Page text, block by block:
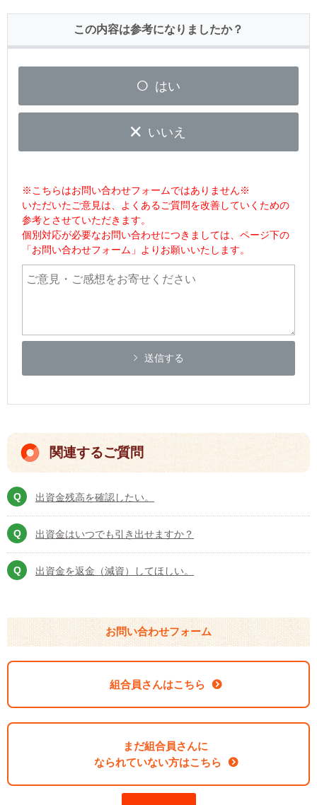
この内容は参考になりましたか？
はい
いいえ
※こちらはお問い合わせフォームではありません※
いただいたご意見は、よくあるご質問を改善していくための
参考とさせていただきます。
個別対応が必要なお問い合わせにつきましては、ページ下の
「お問い合わせフォーム」よりお願いいたします。
送信する
関連するご質問
出資金残高を確認したい。
出資金はいつでも引き出せますか？
出資金を返金（減資）してほしい。
お問い合わせフォーム
組合員さんはこちら
まだ組合員さんに
なられていない方はこちら